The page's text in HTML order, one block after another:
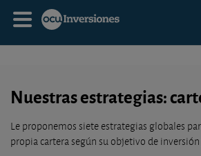
Nuestras estrategias:
Le proponemos siete estrategias globales
propia cartera según su objetivo de